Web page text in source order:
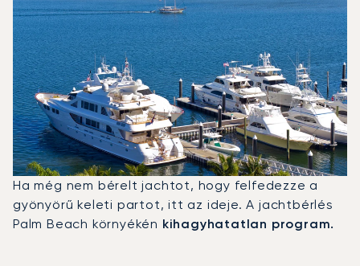
Ha még nem bérelt jachtot, hogy felfedezze a
gyönyörű keleti partot, itt az ideje. A jachtbérlés
Palm Beach környékén kihagyhatatlan program.